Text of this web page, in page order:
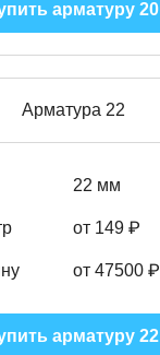
арматуру 20
Арматура 22
22 мм
от 149 ₽
от 47500 ₽
арматуру 22